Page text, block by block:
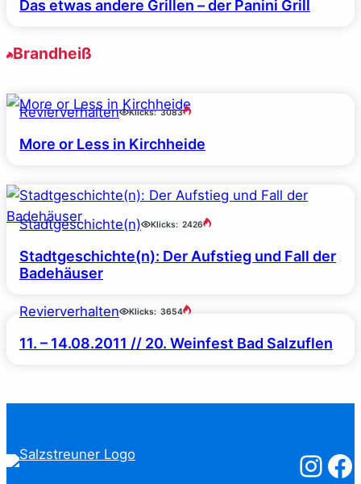
Das etwas andere Grillen – der Panini Grill
Brandheiß
Revierverhalten Klicks: 3083
More or Less in Kirchheide
Stadtgeschichte(n) Klicks: 2426
Stadtgeschichte(n): Der Aufstieg und Fall der
Badehäuser
Revierverhalten Klicks: 3654
11. – 14.08.2011 // 20. Weinfest Bad Salzuflen